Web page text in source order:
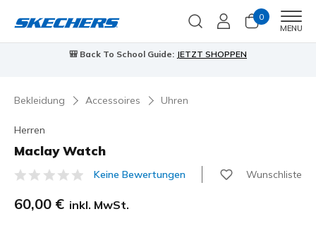
0
MENU
🎒 Back To School Guide: JETZT SHOPPEN
Bekleidung Accessoires Uhren
Herren
Maclay Watch
4,9 von 5 Kundenbewertungen
Keine Bewertungen Wunschliste
60,00 € inkl. MwSt.